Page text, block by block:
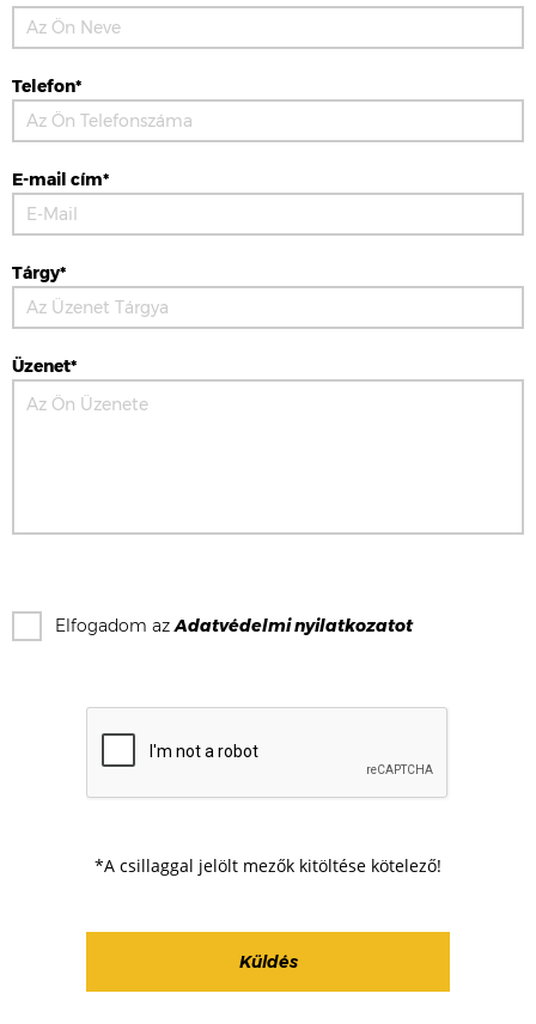
Telefon*
E-mail cím*
Tárgy*
Üzenet*
Elfogadom azAdatvédelmi nyilatkozatot
*A csillaggal jelölt mezők kitöltése kötelező!